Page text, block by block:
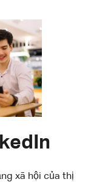
xã hội của thị